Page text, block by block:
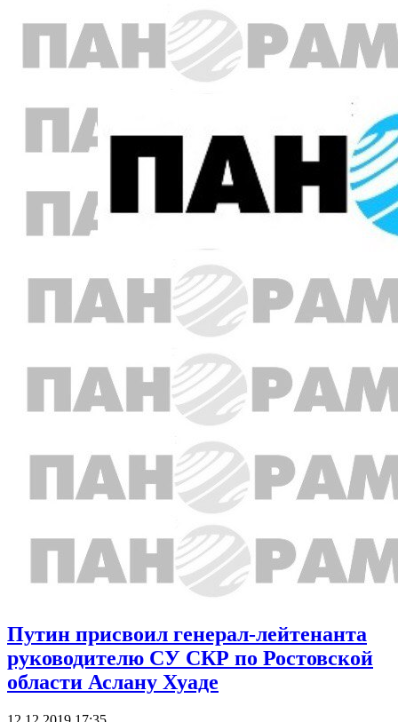
Путин присвоил генерал-лейтенанта
руководителю СУ СКР по Ростовской
области Аслану Хуаде